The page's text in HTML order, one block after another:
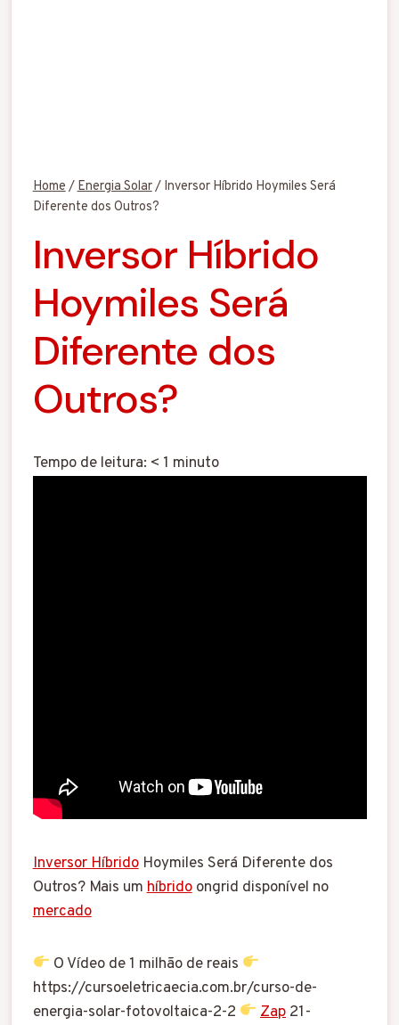
Home/Energia Solar/ Inversor Híbrido Hoymiles Será
Diferente dos Outros?
Inversor Híbrido
Hoymiles Será
Diferente dos
Outros?
Tempo de leitura: < 1 minuto
Inversor HíbridoHoymiles Será Diferente dos
Outros? Mais umhíbridoongrid disponível no
mercado
O Vídeo de 1 milhão de reais
https://cursoeletricaecia.com.br/curso-de-
energia-solar-fotovoltaica-2-2
Zap 21-